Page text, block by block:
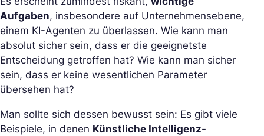
Aufgaben, insbesondere auf Unternehmensebene,
einem KI-Agenten zu überlassen. Wie kann man
absolut sicher sein, dass er die geeignetste
Entscheidung getroffen hat? Wie kann man sicher
sein, dass er keine wesentlichen Parameter
übersehen hat?
Man sollte sich dessen bewusst sein: Es gibt viele
Beispiele, in denen Künstliche Intelligenz-